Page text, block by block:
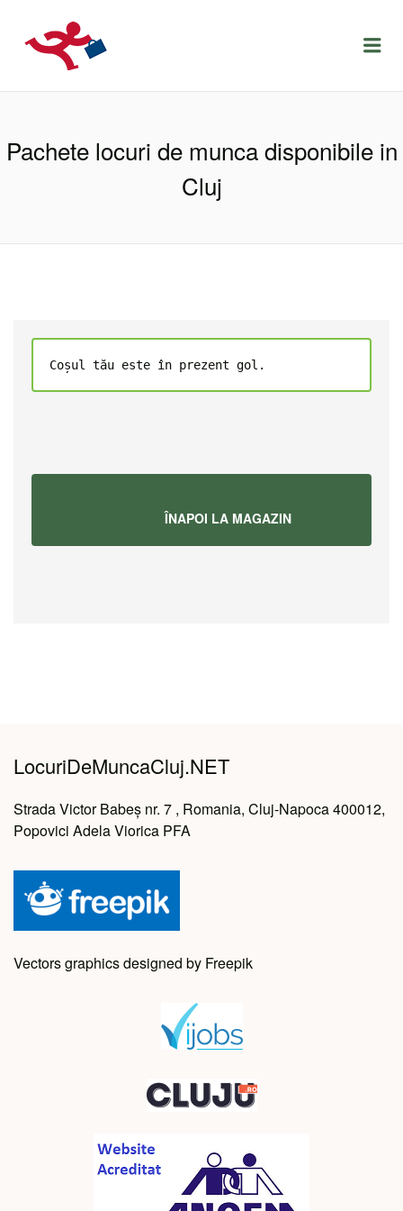
LOCURIDEMUNCACLUJ.NET
Pachete locuri de munca disponibile in
Cluj
Coșul tău este în prezent gol.
LocuriDeMuncaCluj.NET
Strada Victor Babeș nr. 7 , Romania, Cluj-Napoca 400012,
Popovici Adela Viorica PFA
Vectors graphics designed by Freepik